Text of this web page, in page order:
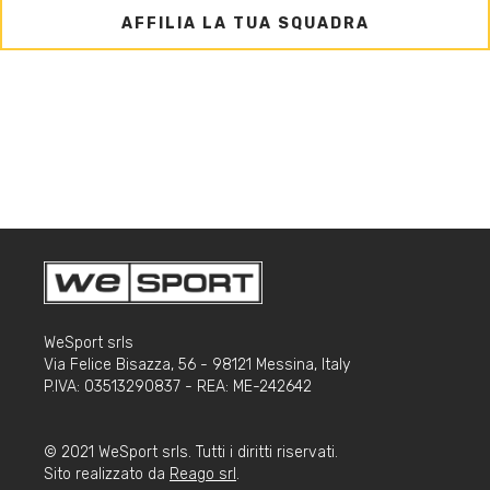
AFFILIA LA TUA SQUADRA
WeSport srls
Via Felice Bisazza, 56 - 98121 Messina, Italy
P.IVA: 03513290837 - REA: ME-242642
© 2021 WeSport srls. Tutti i diritti riservati.
Sito realizzato da Reago srl .